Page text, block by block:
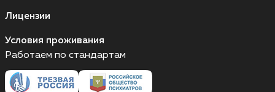
Лицензии
Условия проживания
Работаем по стандартам